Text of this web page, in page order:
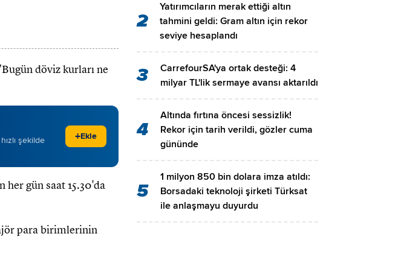
döviz kurları ne
şekilde
+Ekle
gün saat 15.30'da
para birimlerinin
2
Yatırımcıların merak ettiği altın
tahmini geldi: Gram altın için rekor
seviye hesaplandı
3
CarrefourSA'ya ortak desteği: 4
milyar TL'lik sermaye avansı aktarıldı
4
Altında fırtına öncesi sessizlik!
Rekor için tarih verildi, gözler cuma
gününde
5
1 milyon 850 bin dolara imza atıldı:
Borsadaki teknoloji şirketi Türksat
ile anlaşmayu duyurdu